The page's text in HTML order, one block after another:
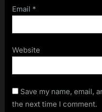
Email *
Website
Save my name, email,
the next time I comment.